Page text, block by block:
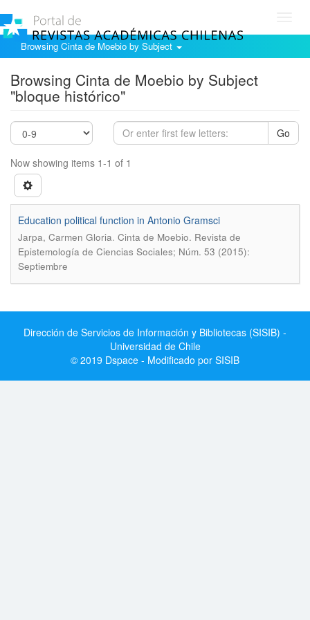
Browsing Cinta de Moebio by Subject
Browsing Cinta de Moebio by Subject
"bloque histórico"
Go
Now showing items 1-1 of 1
Education political function in Antonio Gramsci
Jarpa, Carmen Gloria. Cinta de Moebio. Revista de
Epistemología de Ciencias Sociales; Núm. 53 (2015):
Septiembre
Dirección de Servicios de Información y Bibliotecas (SISIB) -
Universidad de Chile
© 2019 Dspace - Modificado por SISIB